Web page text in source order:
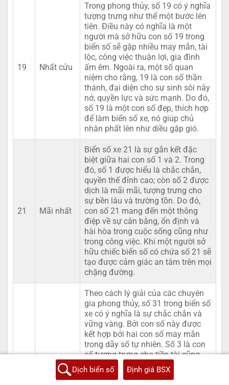
19 Nhất cửu
Trong phong thủy, số 19 có ý nghĩa
tượng trưng như thể một bước lên
tiên. Điều này có nghĩa là một
người mà sở hữu con số 19 trong
biển số sẽ gặp nhiều may mắn, tài
lộc, công việc thuận lợi, gia đình
ấm êm. Ngoài ra, một số quan
niệm cho rằng, 19 là con số thần
thánh, đại diện cho sự sinh sôi nảy
nở, quyền lực và sức mạnh. Do đó,
số 19 là một con số đẹp, thích hợp
để làm biển số xe, nó giúp chủ
nhân phất lên như diều gặp gió.
21 Mãi nhất
Biển số xe 21 là sự gắn kết đặc
biệt giữa hai con số 1 và 2. Trong
đó, số 1 được hiểu là chắc chắn,
quyền thế đỉnh cao; còn số 2 được
dịch là mãi mãi, tượng trưng cho
sự bền lâu và trường tồn. Do đó,
con số 21 mang đến một thông
điệp về sự cân bằng, ổn định và
hài hòa trong cuộc sống cũng như
trong công việc. Khi một người sở
hữu chiếc biển số có chứa số 21 sẽ
tạo được cảm giác an tâm trên mọi
chặng đường.
Theo cách lý giải của các chuyên
gia phong thủy, số 31 trong biển số
xe có ý nghĩa là sự chắc chắn và
vững vàng. Bởi con số này được
kết hợp bởi hai con số may mắn
trong dãy số tự nhiên. Số 3 là con
số tượng trưng cho tiền tài cũng
như sự may mắn và vững vàng.
Còn số 1 lại là đại diện cho sự bắt
Dịch biển số Định giá BSX